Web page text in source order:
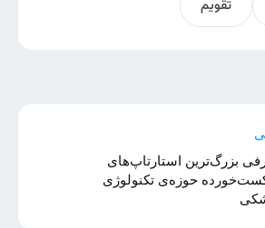
تقویم
بزرگ‌ترین استارتاپ‌های
حوزه‌ی تکنولوژی